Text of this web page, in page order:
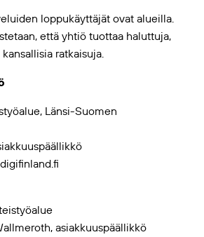
loppukäyttäjät ovat alueilla.
että yhtiö tuottaa haluttuja,
ratkaisuja.
Länsi-Suomen
asiakkuuspäällikkö